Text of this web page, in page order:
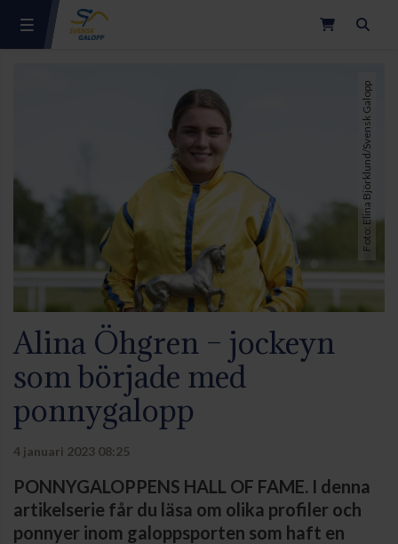
Foto: Elina Björklund/Svensk Galopp
Alina Öhgren – jockeyn
som började med
ponnygalopp
4 januari 2023 08:25
PONNYGALOPPENS HALL OF FAME. I denna
artikelserie får du läsa om olika profiler och
ponnyer inom galoppsporten som haft en